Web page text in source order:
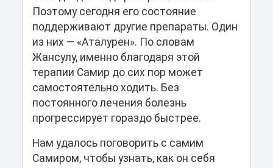
Поэтому сегодня его состояние
поддерживают другие препараты. Один
из них — «Аталурен». По словам
Жансулу, именно благодаря этой
терапии Самир до сих пор может
самостоятельно ходить. Без
постоянного лечения болезнь
прогрессирует гораздо быстрее.
Нам удалось поговорить с самим
Самиром, чтобы узнать, как он себя